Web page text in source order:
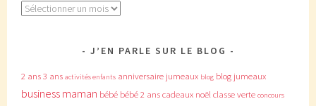
Archives
J’EN PARLE SUR LE BLOG
2 ans3 ans activités enfants anniversaire jumeaux blog blog jumeaux
business maman bébé bébé 2 anscadeaux noëlclasse verte concours